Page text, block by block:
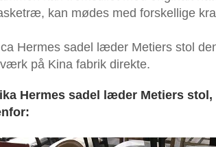
kan mødes med forskellige
Hermes sadel læder Metiers stol
på Kina fabrik direkte.
Hermes sadel læder Metiers